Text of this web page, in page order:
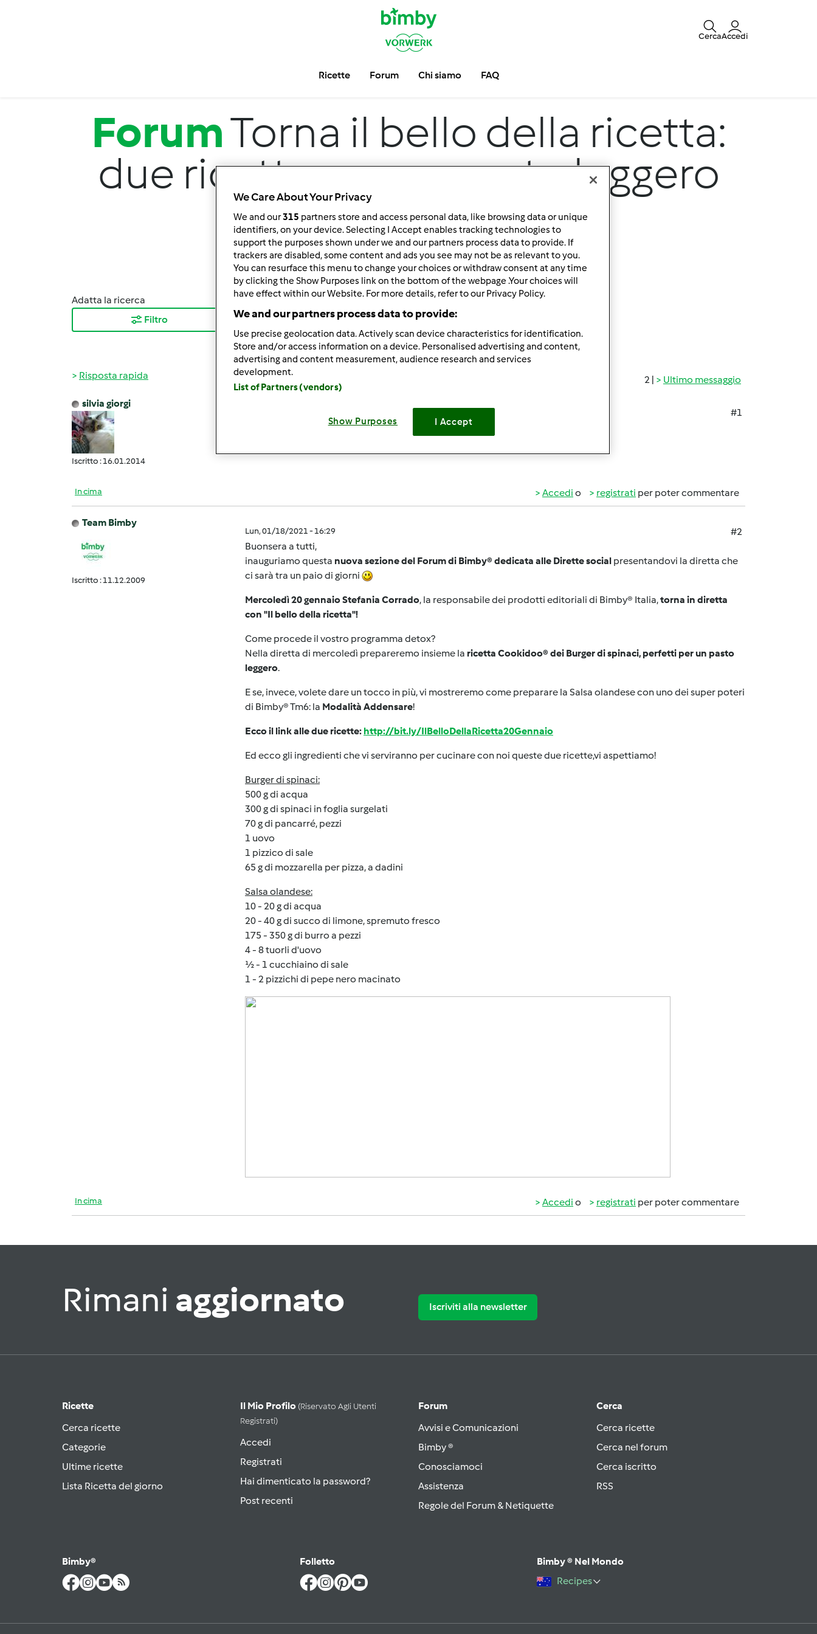
CercaAccedi
Ricette Forum Chi siamo FAQ
ForumTorna il bello della ricetta:
due ricette per un pasto leggero
Adatta la ricerca
Filtro
Ordina per:
I risultati più recenti
Risultati per pagina:
10
2 | Ultimo messaggio
Risposta rapida
silvia giorgi
Iscritto : 16.01.2014
#1
Grazie. ottime idee
In cima Accedi o registrati per poter commentare
Team Bimby
Iscritto : 11.12.2009
Lun, 01/18/2021 - 16:29
#2
Buonsera a tutti,
inauguriamo questa nuova sezione del Forum di Bimby® dedicata alle Dirette social presentandovi la diretta che
ci sarà tra un paio di giorni
Mercoledì 20 gennaio Stefania Corrado, la responsabile dei prodotti editoriali di Bimby® Italia,torna in diretta
con "Il bello della ricetta"!
Come procede il vostro programma detox?
Nella diretta di mercoledì prepareremo insieme la ricetta Cookidoo® dei Burger di spinaci, perfetti per un pasto
leggero.
E se, invece, volete dare un tocco in più, vi mostreremo come preparare la Salsa olandese con uno dei super poteri
di Bimby® Tm6: la Modalità Addensare!
Ecco il link alle due ricette: http://bit.ly/IlBelloDellaRicetta20Gennaio
Ed ecco gli ingredienti che vi serviranno per cucinare con noi queste due ricette,vi aspettiamo!
Burger di spinaci:
500 g di acqua
300 g di spinaci in foglia surgelati
70 g di pancarré, pezzi
1 uovo
1 pizzico di sale
65 g di mozzarella per pizza, a dadini
Salsa olandese:
10 - 20 g di acqua
20 - 40 g di succo di limone, spremuto fresco
175 - 350 g di burro a pezzi
4 - 8 tuorli d'uovo
½ - 1 cucchiaino di sale
1 - 2 pizzichi di pepe nero macinato
In cima Accedi o registrati per poter commentare
Rimani aggiornato Iscriviti alla newsletter
Ricette
Cerca ricette
Categorie
Ultime ricette
Lista Ricetta del giorno
Il Mio Profilo (riservato Agli Utenti
Registrati)
Accedi
Registrati
Hai dimenticato la password?
Post recenti
Forum
Avvisi e Comunicazioni
Bimby ®
Conosciamoci
Assistenza
Regole del Forum & Netiquette
Cerca
Cerca ricette
Cerca nel forum
Cerca iscritto
RSS
Bimby® Folletto
Bimby ® Nel Mondo
Recipes
We Care About Your Privacy
We and our315 partners store and access personal data, like browsing data or unique
identifiers, on your device. Selecting I Accept enables tracking technologies to
support the purposes shown under we and our partners process data to provide. If
trackers are disabled, some content and ads you see may not be as relevant to you.
You can resurface this menu to change your choices or withdraw consent at any time
by clicking the Show Purposes link on the bottom of the webpage .Your choices will
have effect within our Website. For more details, refer to our Privacy Policy.
We and our partners process data to provide:
Use precise geolocation data. Actively scan device characteristics for identification.
Store and/or access information on a device. Personalised advertising and content,
advertising and content measurement, audience research and services
development.
List of Partners (vendors)
Show Purposes I Accept